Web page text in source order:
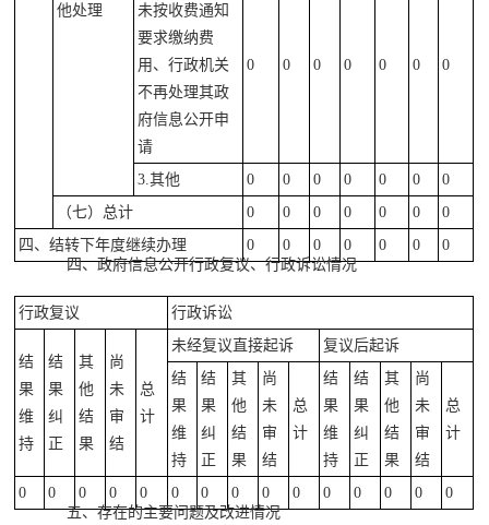
他处理
未按收费通知
要求缴纳费
用、行政机关
不再处理其政
府信息公开申
请
0 0 0 0 0 0 0
3.其他 0 0 0 0 0 0
0
（七）总计
0 0 0 0 0 0
0
四、结转下年度继续办理
0 0 0 0 0 0
0
四、政府信息公开行政复议、行政诉讼情况
行政复议 行政诉讼
结
果
维
持
结
果
纠
正
其
他
结
果
尚
未
审
结
总
计
未经复议直接起诉
复议后起诉
结
果
维
持
结
果
纠
正
其
他
结
果
尚
未
审
结
总
计
结
果
维
持
结
果
纠
正
其
他
结
果
尚
未
审
结
总
计
0 0 0 0 0 0 0 0 0 0 0 0 0 0
0
五、存在的主要问题及改进情况